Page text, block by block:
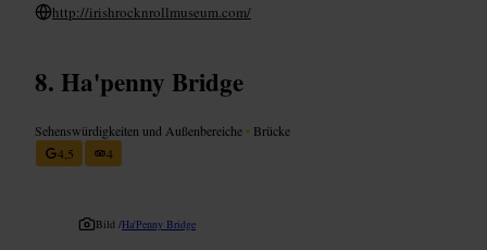
http://irishrocknrollmuseum.com/
Ha'penny Bridge
Sehenswürdigkeiten und Außenbereiche • Brücke
4,5
4
Bild /Ha'Penny Bridge